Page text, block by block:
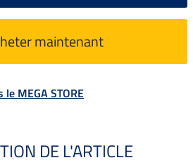
maintenant
MEGA STORE
DE L'ARTICLE